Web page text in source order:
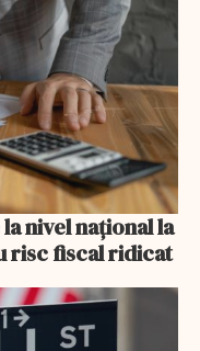
nivel naţional la
risc fiscal ridicat